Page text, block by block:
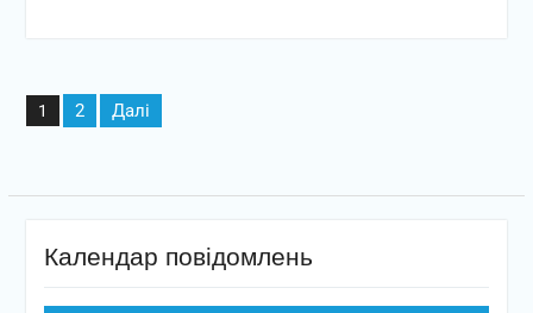
Пагінація
записів
1 2 Далі
Календар повідомлень